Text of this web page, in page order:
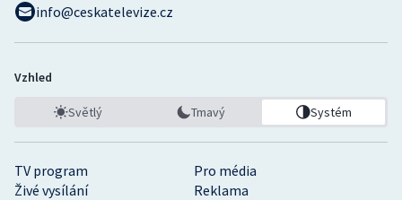
TV program
Pro média
Živé vysílání
Reklama
info@ceskatelevize.cz
Vzhled
Světlý Tmavý Systém